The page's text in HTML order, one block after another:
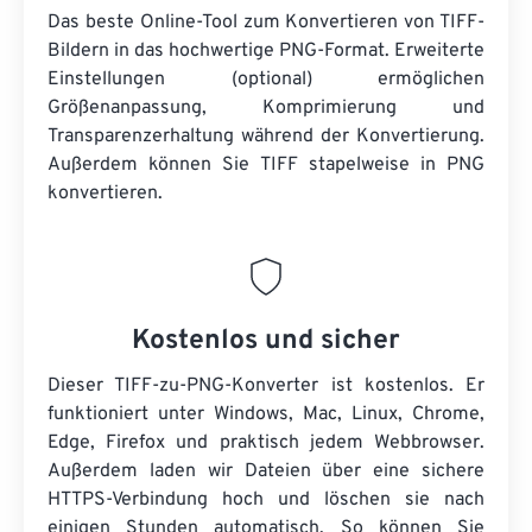
Das beste Online-Tool zum Konvertieren von TIFF-
Bildern in das hochwertige PNG-Format. Erweiterte
Einstellungen (optional) ermöglichen
Größenanpassung, Komprimierung und
Transparenzerhaltung während der Konvertierung.
Außerdem können Sie TIFF stapelweise in PNG
konvertieren.
Kostenlos und sicher
Dieser TIFF-zu-PNG-Konverter ist kostenlos. Er
funktioniert unter Windows, Mac, Linux, Chrome,
Edge, Firefox und praktisch jedem Webbrowser.
Außerdem laden wir Dateien über eine sichere
HTTPS-Verbindung hoch und löschen sie nach